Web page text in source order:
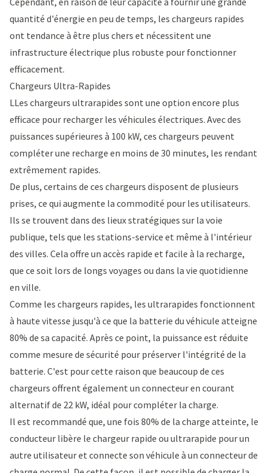
quantité d'énergie en peu de temps, les chargeurs rapides
ont tendance à être plus chers et nécessitent une
infrastructure électrique plus robuste pour fonctionner
efficacement.
Chargeurs Ultra-Rapides
LLes chargeurs ultrarapides sont une option encore plus
efficace pour recharger les véhicules électriques. Avec des
puissances supérieures à 100 kW, ces chargeurs peuvent
compléter une recharge en moins de 30 minutes, les rendant
extrêmement rapides.
De plus, certains de ces chargeurs disposent de plusieurs
prises, ce qui augmente la commodité pour les utilisateurs.
Ils se trouvent dans des lieux stratégiques sur la voie
publique, tels que les stations-service et même à l'intérieur
des villes. Cela offre un accès rapide et facile à la recharge,
que ce soit lors de longs voyages ou dans la vie quotidienne
en ville.
Comme les chargeurs rapides, les ultrarapides fonctionnent
à haute vitesse jusqu'à ce que la batterie du véhicule atteigne
80% de sa capacité. Après ce point, la puissance est réduite
comme mesure de sécurité pour préserver l'intégrité de la
batterie. C'est pour cette raison que beaucoup de ces
chargeurs offrent également un connecteur en courant
alternatif de 22 kW, idéal pour compléter la charge.
Il est recommandé que, une fois 80% de la charge atteinte, le
conducteur libère le chargeur rapide ou ultrarapide pour un
autre utilisateur et connecte son véhicule à un connecteur de